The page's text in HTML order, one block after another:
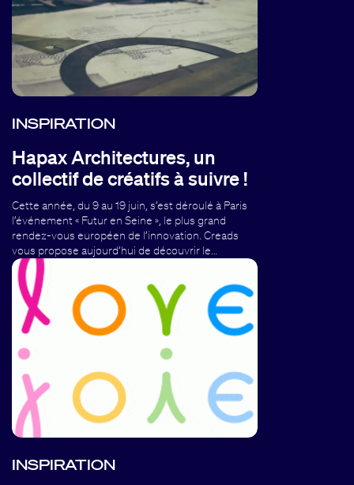
INSPIRATION
Hapax Architectures, un
collectif de créatifs à suivre !
Cette année, du 9 au 19 juin, s’est déroulé à Paris
l’événement « Futur en Seine », le plus grand
rendez-vous européen de l’innovation. Creads
vous propose aujourd’hui de découvrir le…
INSPIRATION